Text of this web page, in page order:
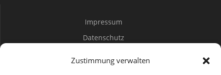
Zustimmung verwalten
Impressum
Datenschutz